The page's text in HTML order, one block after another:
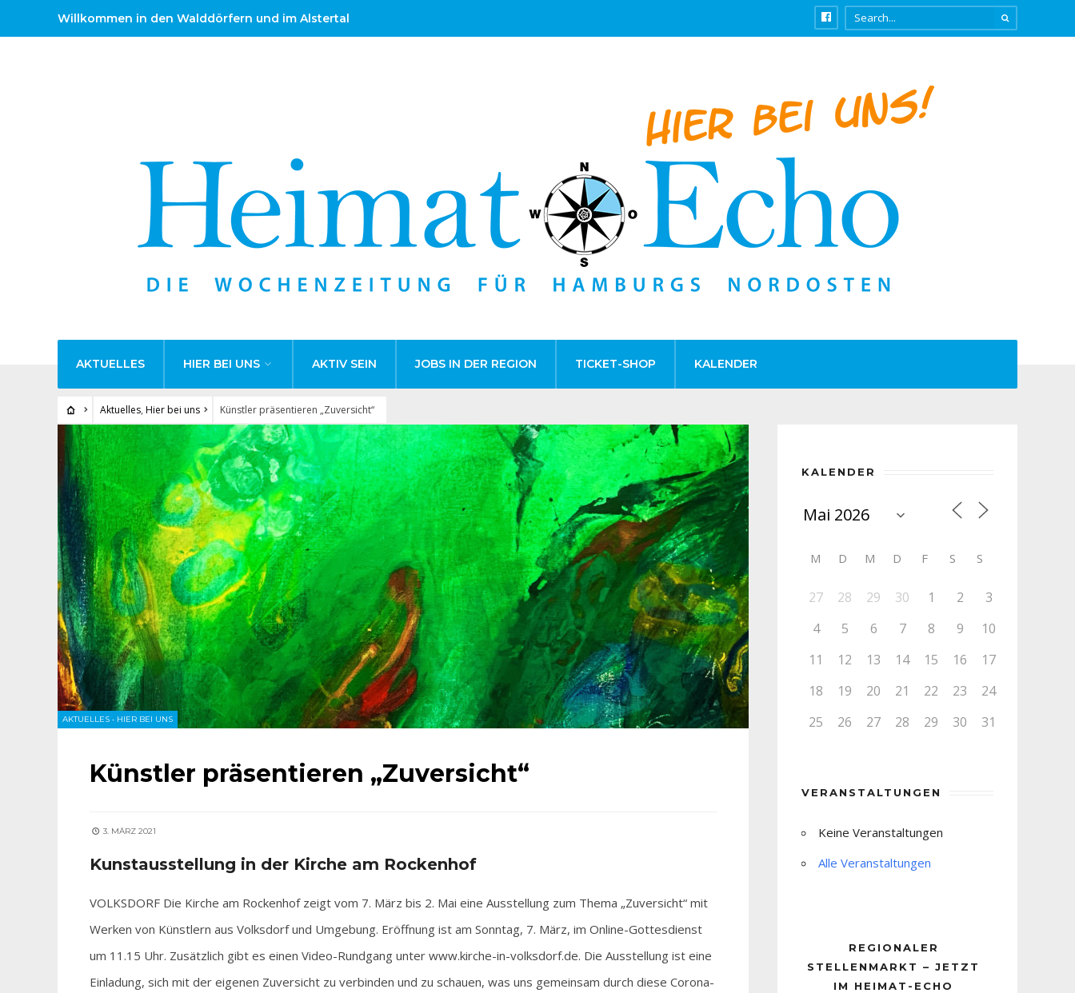
Willkommen in den Walddörfern und im Alstertal
AKTUELLES HIER BEI UNS AKTIV SEIN JOBS IN DER REGION TICKET-SHOP KALENDER
Aktuelles, Hier bei uns Künstler präsentieren „Zuversicht“
AKTUELLES • HIER BEI UNS
Künstler präsentieren „Zuversicht“
3. MÄRZ 2021
Kunstausstellung in der Kirche am Rockenhof
VOLKSDORF Die Kirche am Rockenhof zeigt vom 7. März bis 2. Mai eine Ausstellung zum Thema „Zuversicht“ mit
Werken von Künstlern aus Volksdorf und Umgebung. Eröffnung ist am Sonntag, 7. März, im Online-Gottesdienst
um 11.15 Uhr. Zusätzlich gibt es einen Video-Rundgang unter www.kirche-in-volksdorf.de. Die Ausstellung ist eine
Einladung, sich mit der eigenen Zuversicht zu verbinden und zu schauen, was uns gemeinsam durch diese Corona-
KALENDER
M D M D F S S
27 28 29 30 1 2
3
4
5 6 7 8 9
10
11
12 13 14 15 16
17
18
19 20 21 22 23
24
25
26 27 28 29 30 31
VERANSTALTUNGEN
Keine Veranstaltungen
Alle Veranstaltungen
REGIONALER
STELLENMARKT – JETZT
IM HEIMAT-ECHO